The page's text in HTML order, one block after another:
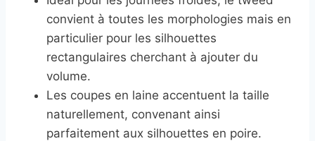
convient à toutes les morphologies mais en
particulier pour les silhouettes
rectangulaires cherchant à ajouter du
volume.
Les coupes en laine accentuent la taille
naturellement, convenant ainsi
parfaitement aux silhouettes en poire.